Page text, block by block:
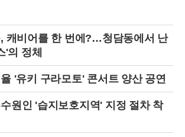
캐비어를 한 번에?…청담동에서 난
'의 정체
'유키 구라모토' 콘서트 양산 공연
원인 '습지보호지역' 지정 절차 착